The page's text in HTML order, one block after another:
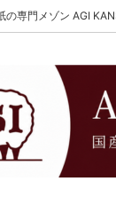
専門メゾン AGI
ダー｜別注ウール
ーペット
ついて